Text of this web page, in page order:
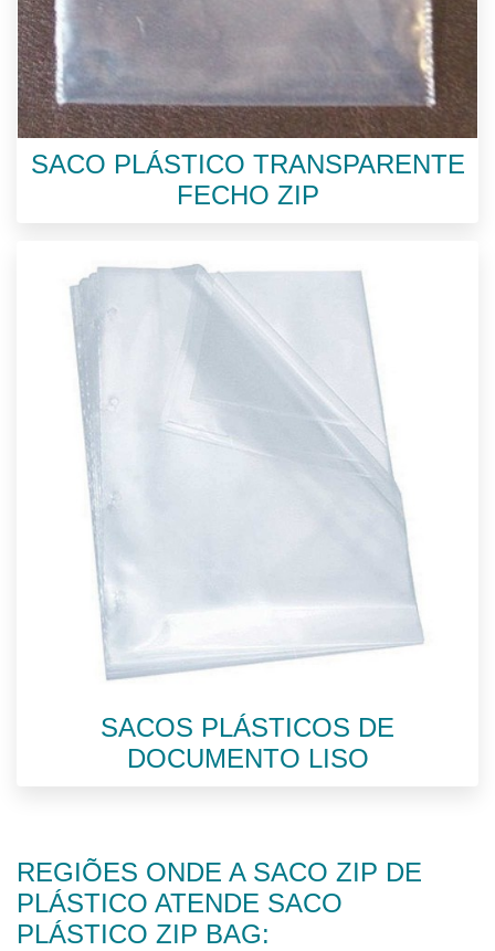
SACO PLÁSTICO TRANSPARENTE
FECHO ZIP
SACOS PLÁSTICOS DE
DOCUMENTO LISO
REGIÕES ONDE A SACO ZIP DE
PLÁSTICO ATENDE SACO
PLÁSTICO ZIP BAG: